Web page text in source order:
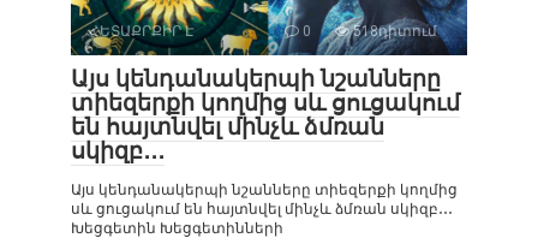
ՀԵՏԱՔՐՔԻՐ Է 0 518դիտում
Այս կենդանակերպի նշանները
տիեզերքի կողմից սև ցուցակում
են հայտնվել մինչև ձմռան
սկիզբ․․․
Այս կենդանակերպի նշանները տիեզերքի կողմից
սև ցուցակում են հայտնվել մինչև ձմռան սկիզբ․․․
Խեցգետին Խեցգետինների